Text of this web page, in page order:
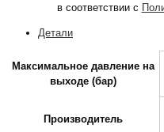
в соответствии с
Детали
Максимальное давление на
выходе (бар)
Производитель